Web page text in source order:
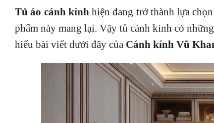
Tủ áo cánh kính hiện đang trở thành lựa
phẩm này mang lại. Vậy tủ cánh kính có
hiểu bài viết dưới đây của Cánh kính Vũ